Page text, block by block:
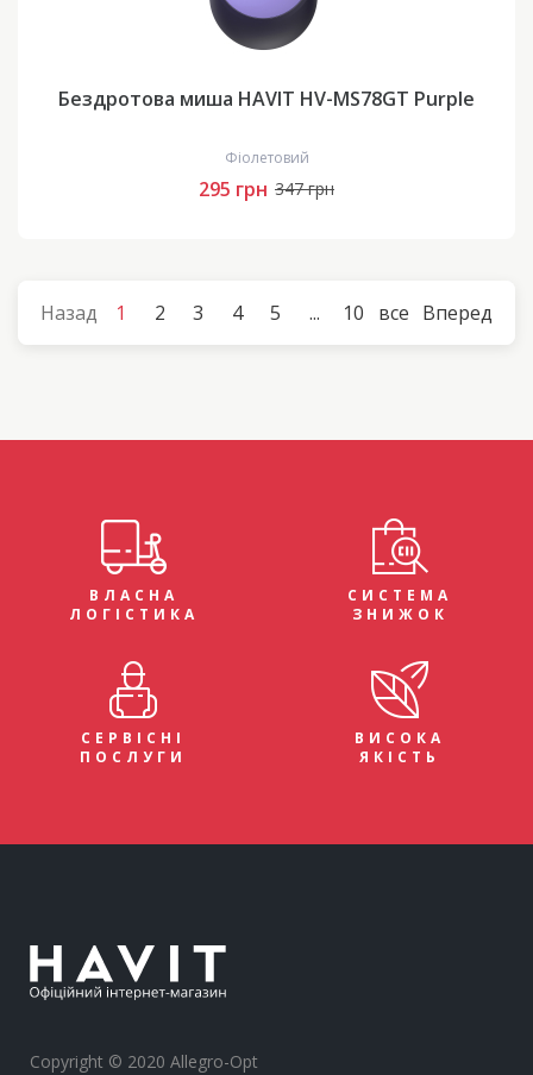
Бездротова миша HAVIT HV-MS78GT Purple
Фіолетовий
295 грн 347 грн
Назад 1 2 3 4 5 ... 10 все Вперед
ВЛАСНА
ЛОГІСТИКА
СИСТЕМА
ЗНИЖОК
СЕРВІСНІ
ПОСЛУГИ
ВИСОКА
ЯКІСТЬ
Copyright © 2020 Allegro-Opt